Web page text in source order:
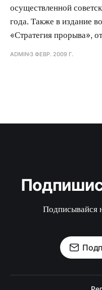
осуществленной
года. Также в издание
«Стратегия прорыва»,
ADMIN 3 ФЕВР. 2009 Г.
Подписывайся